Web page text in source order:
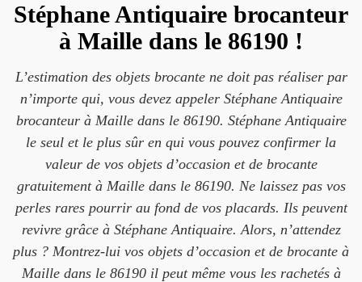
Stéphane Antiquaire brocanteur
à Maille dans le 86190 !
L’estimation des objets brocante ne doit pas réaliser par
n’importe qui, vous devez appeler Stéphane Antiquaire
brocanteur à Maille dans le 86190. Stéphane Antiquaire
le seul et le plus sûr en qui vous pouvez confirmer la
valeur de vos objets d’occasion et de brocante
gratuitement à Maille dans le 86190. Ne laissez pas vos
perles rares pourrir au fond de vos placards. Ils peuvent
revivre grâce à Stéphane Antiquaire. Alors, n’attendez
plus ? Montrez-lui vos objets d’occasion et de brocante à
Maille dans le 86190 il peut même vous les rachetés à